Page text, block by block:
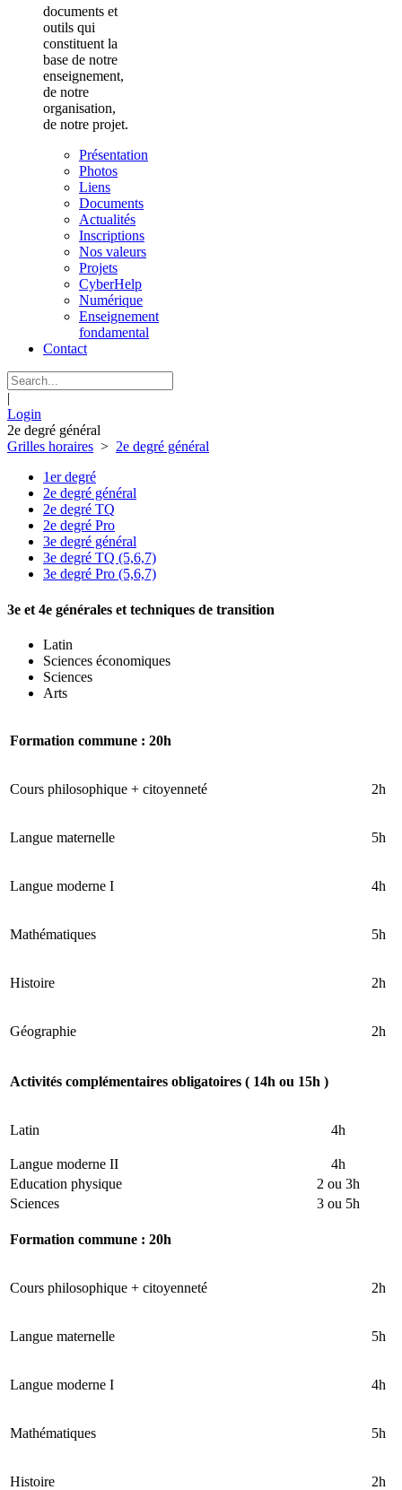
documents et
outils qui
constituent la
base de notre
enseignement,
de notre
organisation,
de notre projet.
Présentation
Photos
Liens
Documents
Actualités
Inscriptions
Nos valeurs
Projets
CyberHelp
Numérique
Enseignement
fondamental
Contact
|
Login
2e degré général
Grilles horaires > 2e degré général
1er degré
2e degré général
2e degré TQ
2e degré Pro
3e degré général
3e degré TQ (5,6,7)
3e degré Pro (5,6,7)
3e et 4e générales et techniques de transition
Latin
Sciences économiques
Sciences
Arts
Formation commune : 20h
Cours philosophique + citoyenneté 2h
Langue maternelle 5h
Langue moderne I 4h
Mathématiques 5h
Histoire 2h
Géographie 2h
Activités complémentaires obligatoires ( 14h ou 15h )
Latin 4h
Langue moderne II
4h
Education physique
2 ou 3h
Sciences
3 ou 5h
Formation commune : 20h
Cours philosophique + citoyenneté 2h
Langue maternelle 5h
Langue moderne I 4h
Mathématiques 5h
Histoire 2h